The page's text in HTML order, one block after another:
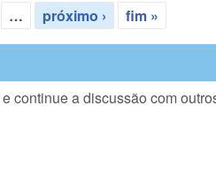
… próximo › fim »
e continue a discussão com